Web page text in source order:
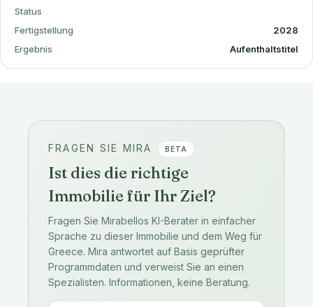
Status
Fertigstellung
2028
Ergebnis
Aufenthaltstitel
FRAGEN SIE MIRA BETA
Ist dies die richtige
Immobilie für Ihr Ziel?
Fragen Sie Mirabellos KI-Berater in einfacher
Sprache zu dieser Immobilie und dem Weg für
Greece. Mira antwortet auf Basis geprüfter
Programmdaten und verweist Sie an einen
Spezialisten. Informationen, keine Beratung.